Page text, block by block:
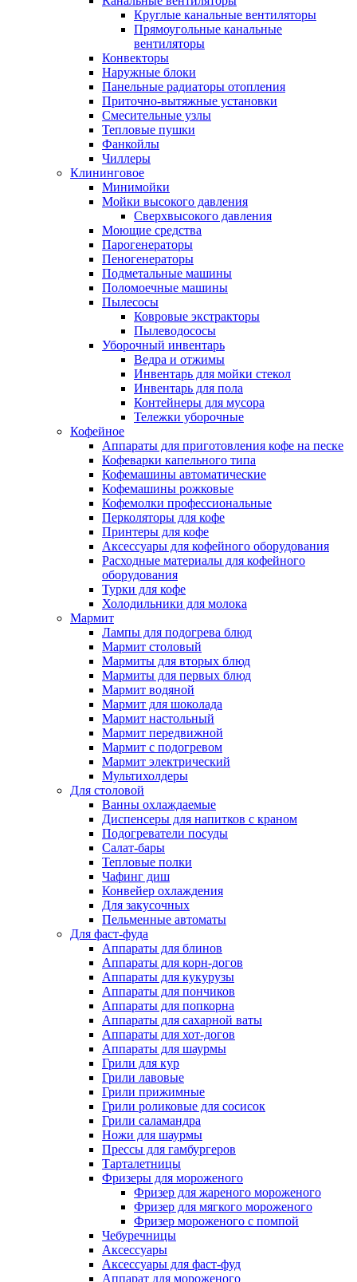
Круглые канальные вентиляторы
Прямоугольные канальные
вентиляторы
Конвекторы
Наружные блоки
Панельные радиаторы отопления
Приточно-вытяжные установки
Смесительные узлы
Тепловые пушки
Фанкойлы
Чиллеры
Клининговое
Минимойки
Мойки высокого давления
Сверхвысокого давления
Моющие средства
Парогенераторы
Пеногенераторы
Подметальные машины
Поломоечные машины
Пылесосы
Ковровые экстракторы
Пылеводососы
Уборочный инвентарь
Ведра и отжимы
Инвентарь для мойки стекол
Инвентарь для пола
Контейнеры для мусора
Тележки уборочные
Кофейное
Аппараты для приготовления кофе на песке
Кофеварки капельного типа
Кофемашины автоматические
Кофемашины рожковые
Кофемолки профессиональные
Перколяторы для кофе
Принтеры для кофе
Аксессуары для кофейного оборудования
Расходные материалы для кофейного
оборудования
Турки для кофе
Холодильники для молока
Мармит
Лампы для подогрева блюд
Мармит столовый
Мармиты для вторых блюд
Мармиты для первых блюд
Мармит водяной
Мармит для шоколада
Мармит настольный
Мармит передвижной
Мармит с подогревом
Мармит электрический
Мультихолдеры
Для столовой
Ванны охлаждаемые
Диспенсеры для напитков с краном
Подогреватели посуды
Салат-бары
Тепловые полки
Чафинг диш
Конвейер охлаждения
Для закусочных
Пельменные автоматы
Для фаст-фуда
Аппараты для блинов
Аппараты для корн-догов
Аппараты для кукурузы
Аппараты для пончиков
Аппараты для попкорна
Аппараты для сахарной ваты
Аппараты для хот-догов
Аппараты для шаурмы
Грили для кур
Грили лавовые
Грили прижимные
Грили роликовые для сосисок
Грили саламандра
Ножи для шаурмы
Прессы для гамбургеров
Тарталетницы
Фризеры для мороженого
Фризер для жареного мороженого
Фризер для мягкого мороженого
Фризер мороженого с помпой
Чебуречницы
Аксессуары
Аксессуары для фаст-фуд
Аппарат для мороженого